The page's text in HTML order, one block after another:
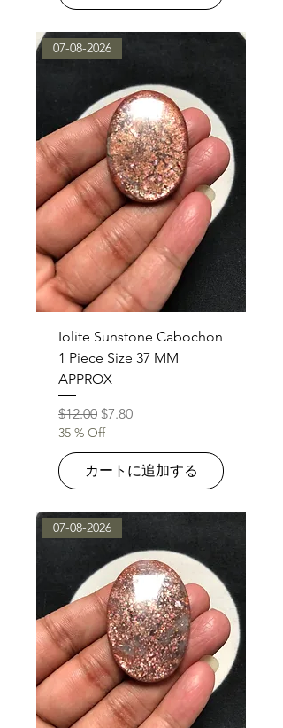
07-08-2026
Iolite Sunstone Cabochon
1 Piece Size 37 MM
APPROX
通常価格
$12.00 セール価格
$7.80
35 % Off
カートに追加する
07-08-2026